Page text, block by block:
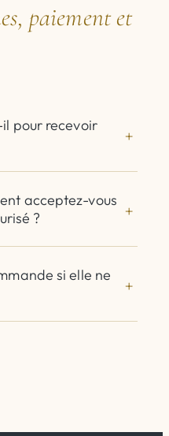
paiement et
pour recevoir
acceptez-vous
?
si elle ne